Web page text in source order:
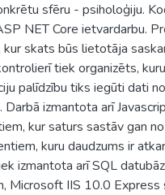
sfēru - psiholoģiju.
NET Core ietvardarbu.
skats būs lietotāja
tiek organizēts,
palīdzību tiks iegūti dati
izmantota arī
kur saturs sastāv gan
kuru daudzums ir
izmantota arī SQL
Microsoft IIS 10.0 Express